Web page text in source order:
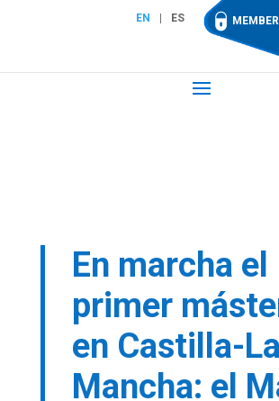
EN ES
En marcha el
primer
en Castilla-La
Mancha: el